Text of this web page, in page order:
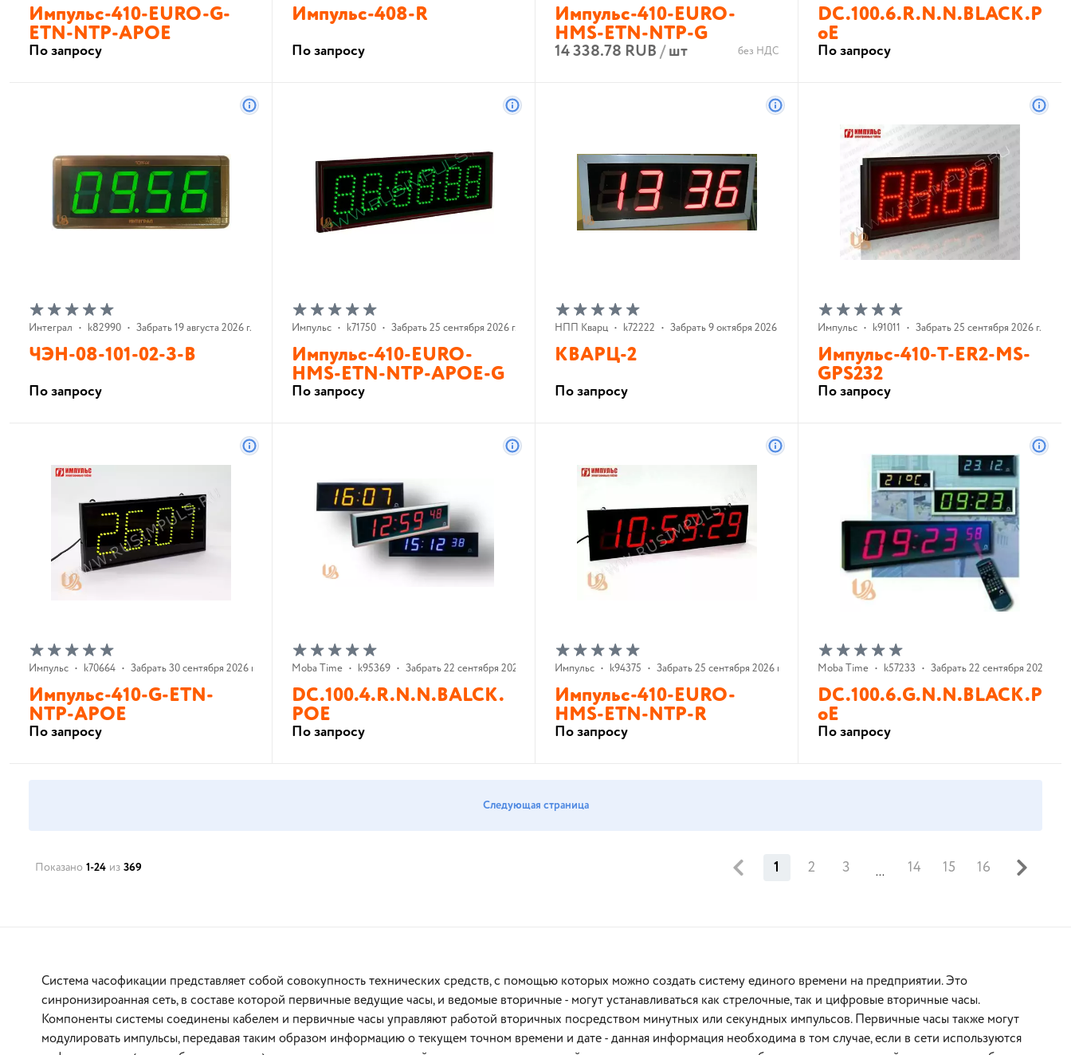
В корзину
Импульс-410-EURO-G-
ETN-NTP-APOE
По запросу
Импульс-408-R
По запросу
Импульс-410-EURO-
HMS-ETN-NTP-G
14 338.78 RUB/шт без НДС
DC.100.6.R.N.N.BLACK.P
oE
По запросу
Интеграл • k82990 • Забрать 19 августа 2026 г.
ЧЭН-08-101-02-З-В
По запросу
Импульс • k71750 • Забрать 25 сентября 2026 г.
Импульс-410-EURO-
HMS-ETN-NTP-APOE-G
По запросу
НПП Кварц • k72222 • Забрать 9 октября 2026 г.
КВАРЦ-2
По запросу
Импульс • k91011 • Забрать 25 сентября 2026 г.
Импульс-410-T-ER2-MS-
GPS232
По запросу
Импульс • k70664 • Забрать 30 сентября 2026 г.
Импульс-410-G-ETN-
NTP-APOE
По запросу
Moba Time • k95369 • Забрать 22 сентября 2026 г.
DC.100.4.R.N.N.BALCK.
POE
По запросу
Импульс • k94375 • Забрать 25 сентября 2026 г.
Импульс-410-EURO-
HMS-ETN-NTP-R
По запросу
Moba Time • k57233 • Забрать 22 сентября 2026 г.
DC.100.6.G.N.N.BLACK.P
oE
По запросу
Следующая страница
Показано 1-24 из 369 1 2 3 ... 14 15 16
Система часофикации представляет собой совокупность технических средств, с помощью которых можно создать систему единого времени на предприятии. Это
синронизироанная сеть, в составе которой первичные ведущие часы, и ведомые вторичные - могут устанавливаться как стрелочные, так и цифровые вторичные часы.
Компоненты системы соединены кабелем и первичные часы управляют работой вторичных посредством минутных или секундных импульсов. Первичные часы также могут
модулировать импульсы, передавая таким образом информацию о текущем точном времени и дате - данная информация необходима в том случае, если в сети используются